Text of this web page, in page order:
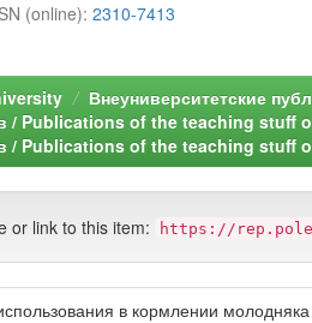
(online): 2310-7413
Внеуниверситетские
/ Publications of the teaching stuff
/ Publications of the teaching stuff
or link to this item: https://
в кормлении молодняка